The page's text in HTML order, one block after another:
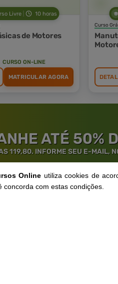
Livre 10 horas
de Motores
CURSO ON-LINE
MATRICULAR AGORA
Curso
ATÉ 50%
119,80. INFORME SEU E-MAIL,
Online utiliza cookies de
concorda com estas condições.